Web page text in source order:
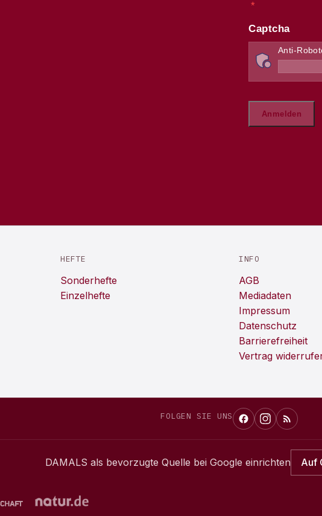
HEFTE
Sonderhefte
Einzelhefte
INFO
AGB
Mediadaten
Impressum
Datenschutz
Barrierefreiheit
Vertrag
FOLGEN SIE UNS
DAMALS als bevorzugte Quelle bei Google einrichten Auf